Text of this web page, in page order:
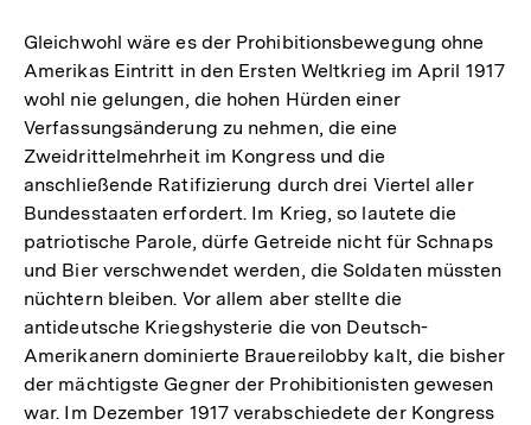
Gleichwohl wäre es der Prohibitionsbewegung ohne
Amerikas Eintritt in den Ersten Weltkrieg im April 1917
wohl nie gelungen, die hohen Hürden einer
Verfassungsänderung zu nehmen, die eine
Zweidrittelmehrheit im Kongress und die
anschließende Ratifizierung durch drei Viertel aller
Bundesstaaten erfordert. Im Krieg, so lautete die
patriotische Parole, dürfe Getreide nicht für Schnaps
und Bier verschwendet werden, die Soldaten müssten
nüchtern bleiben. Vor allem aber stellte die
antideutsche Kriegshysterie die von Deutsch-
Amerikanern dominierte Brauereilobby kalt, die bisher
der mächtigste Gegner der Prohibitionisten gewesen
war. Im Dezember 1917 verabschiedete der Kongress